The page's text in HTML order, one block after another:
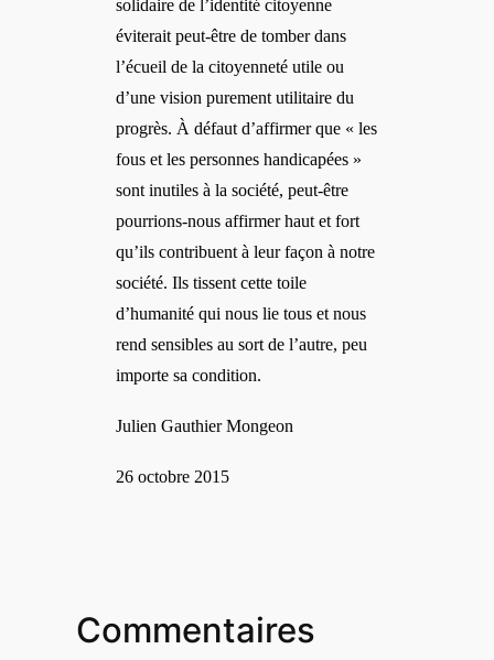
solidaire de l’identité citoyenne
éviterait peut-être de tomber dans
l’écueil de la citoyenneté utile ou
d’une vision purement utilitaire du
progrès. À défaut d’affirmer que « les
fous et les personnes handicapées »
sont inutiles à la société, peut-être
pourrions-nous affirmer haut et fort
qu’ils contribuent à leur façon à notre
société. Ils tissent cette toile
d’humanité qui nous lie tous et nous
rend sensibles au sort de l’autre, peu
importe sa condition.
Julien Gauthier Mongeon
26 octobre 2015
Commentaires